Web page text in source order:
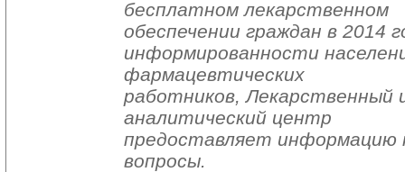
бесплатном лекарственном
обеспечении граждан в 2014
информированности
фармацевтических
работников, Лекарственный
аналитический центр
предоставляет информацию
вопросы.